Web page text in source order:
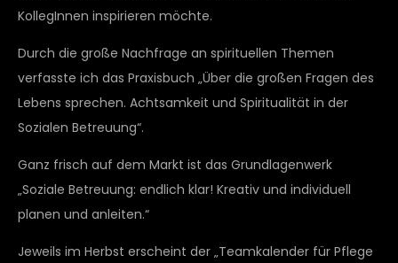
KollegInnen inspirieren möchte.
Durch die große Nachfrage an spirituellen Themen
verfasste ich das Praxisbuch „Über die großen Fragen des
Lebens sprechen. Achtsamkeit und Spiritualität in der
Sozialen Betreuung“.
Ganz frisch auf dem Markt ist das Grundlagenwerk
„Soziale Betreuung: endlich klar! Kreativ und individuell
planen und anleiten.“
Jeweils im Herbst erscheint der „Teamkalender für Pflege